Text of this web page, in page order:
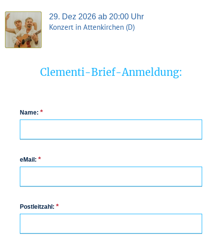
29. Dez 2026 ab 20:00 Uhr
Konzert in Attenkirchen (D)
Clementi-Brief-Anmeldung:
Name: *
eMail: *
Postleitzahl: *